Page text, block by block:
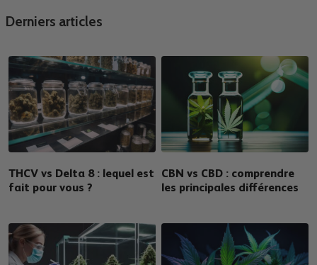
Derniers articles
THCV vs Delta 8 : lequel est
fait pour vous ?
CBN vs CBD : comprendre
les principales différences